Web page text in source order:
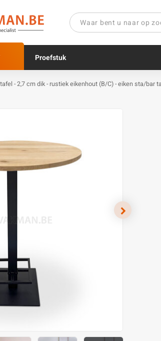
Proefstuk
- 2,7 cm dik - rustiek eikenhout (B/C) - eiken sta/bar